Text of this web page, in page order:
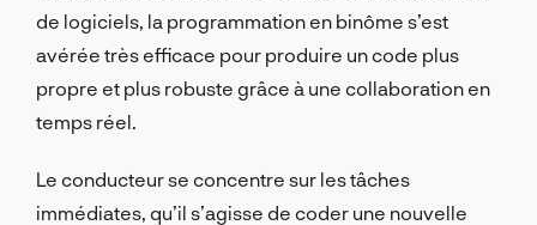
de logiciels, la programmation en binôme s’est
avérée très efficace pour produire un code plus
propre et plus robuste grâce à une collaboration en
temps réel.
Le conducteur se concentre sur les tâches
immédiates, qu’il s’agisse de coder une nouvelle